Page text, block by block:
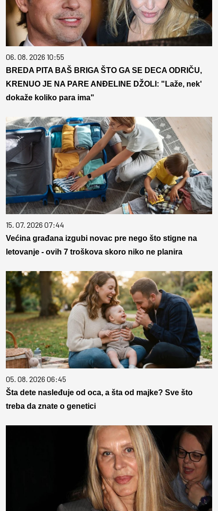
06. 08. 2026 10:55
BREDA PITA BAŠ BRIGA ŠTO GA SE DECA ODRIČU,
KRENUO JE NA PARE ANĐELINE DŽOLI: "Laže, nek'
dokaže koliko para ima"
15. 07. 2026 07:44
Većina građana izgubi novac pre nego što stigne na
letovanje - ovih 7 troškova skoro niko ne planira
05. 08. 2026 06:45
Šta dete nasleđuje od oca, a šta od majke? Sve što
treba da znate o genetici